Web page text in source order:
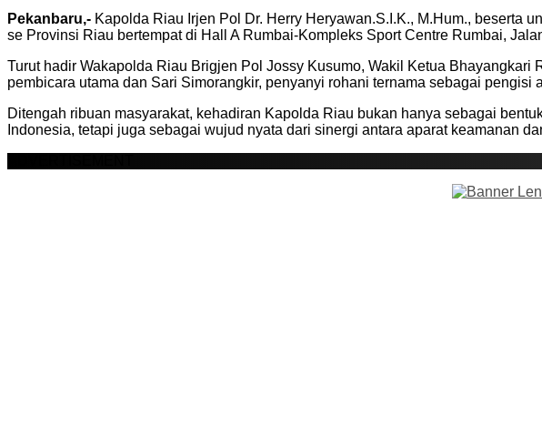
Pekanbaru,- Kapolda Riau Irjen Pol Dr. Herry Heryawan.S.I.K., M.Hum., beserta
se Provinsi Riau bertempat di Hall A Rumbai-Kompleks Sport Centre Rumbai,
Turut hadir Wakapolda Riau Brigjen Pol Jossy Kusumo, Wakil Ketua
pembicara utama dan Sari Simorangkir, penyanyi rohani ternama sebagai pengisi
Ditengah ribuan masyarakat, kehadiran Kapolda Riau bukan hanya sebagai
Indonesia, tetapi juga sebagai wujud nyata dari sinergi antara aparat keamanan